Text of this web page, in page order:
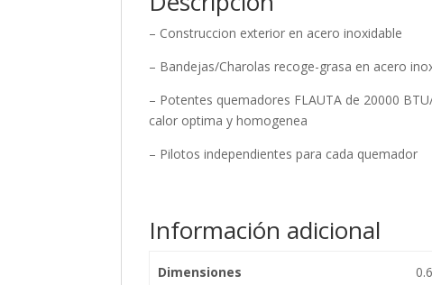
– Construccion exterior en acero inoxidable
– Bandejas/Charolas recoge-grasa en acero
– Potentes quemadores FLAUTA de 20000
calor optima y homogenea
– Pilotos independientes para cada quemador
Información adicional
Dimensiones